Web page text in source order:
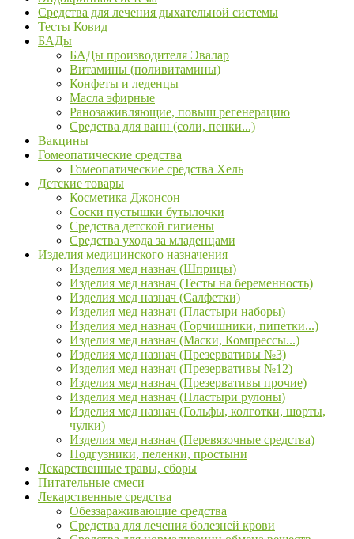
Средства для лечения дыхательной системы
Тесты Ковид
БАДы
БАДы производителя Эвалар
Витамины (поливитамины)
Конфеты и леденцы
Масла эфирные
Ранозаживляющие, повыш регенерацию
Средства для ванн (соли, пенки...)
Вакцины
Гомеопатические средства
Гомеопатические средства Хель
Детские товары
Косметика Джонсон
Соски пустышки бутылочки
Средства детской гигиены
Средства ухода за младенцами
Изделия медицинского назначения
Изделия мед назнач (Шприцы)
Изделия мед назнач (Тесты на беременность)
Изделия мед назнач (Салфетки)
Изделия мед назнач (Пластыри наборы)
Изделия мед назнач (Горчишники, пипетки...)
Изделия мед назнач (Маски, Компрессы...)
Изделия мед назнач (Презервативы №3)
Изделия мед назнач (Презервативы №12)
Изделия мед назнач (Презервативы прочие)
Изделия мед назнач (Пластыри рулоны)
Изделия мед назнач (Гольфы, колготки, шорты,
чулки)
Изделия мед назнач (Перевязочные средства)
Подгузники, пеленки, простыни
Лекарственные травы, сборы
Питательные смеси
Лекарственные средства
Обеззараживающие средства
Средства для лечения болезней крови